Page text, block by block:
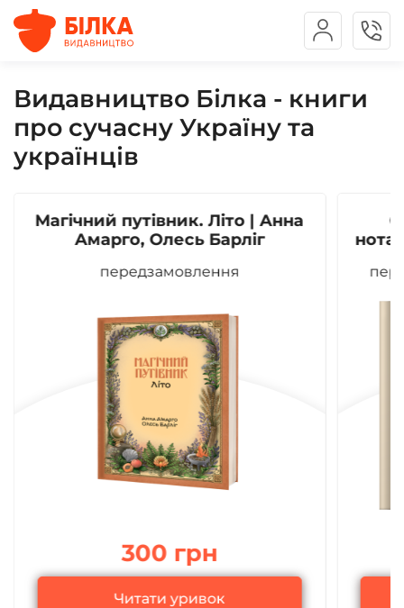
Видавництво Білка - книги
про сучасну Україну та
українців
Магічний путівник. Літо | Анна
Амарго, Олесь Барліг
передзамовлення
300 грн
Читати уривок